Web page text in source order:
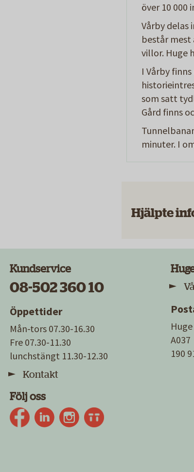
över 10 000
Vårby delas
består mest
villor. Huge
I Vårby
som satt
Gård finns
minuter. I
Hjälpte
Kundservice
08-502 360 10
Öppettider
Mån-tors 07.30-16.30
Fre 07.30-11.30
lunchstängt 11.30-12.30
Kontakt
Följ oss
A037
190